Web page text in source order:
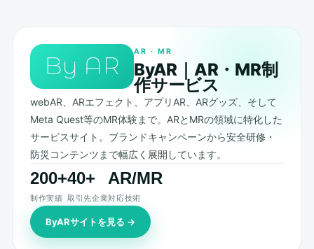
AR · MR
ByAR｜AR・MR制
作サービス
webAR、ARエフェクト、アプリAR、ARグッズ、そして
Meta Quest等のMR体験まで。ARとMRの領域に特化した
サービスサイト。ブランドキャンペーンから安全研修・
防災コンテンツまで幅広く展開しています。
200+
制作実績
40+
取引先企業
AR/MR
対応技術
ByARサイトを見る →